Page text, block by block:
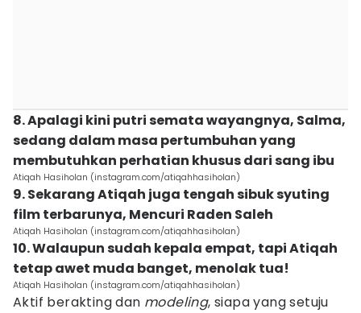
8. Apalagi kini putri semata wayangnya, Salma,
sedang dalam masa pertumbuhan yang
membutuhkan perhatian khusus dari sang ibu
Atiqah Hasiholan (instagram.com/atiqahhasiholan)
9. Sekarang Atiqah juga tengah sibuk syuting
film terbarunya, Mencuri Raden Saleh
Atiqah Hasiholan (instagram.com/atiqahhasiholan)
10. Walaupun sudah kepala empat, tapi Atiqah
tetap awet muda banget, menolak tua!
Atiqah Hasiholan (instagram.com/atiqahhasiholan)
Aktif berakting dan modeling, siapa yang setuju